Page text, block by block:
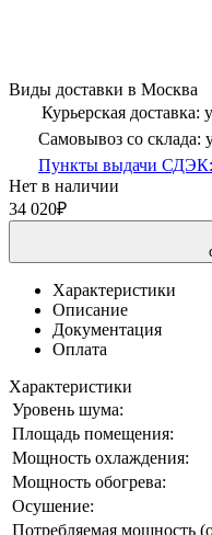
Виды доставки в Москва
Курьерская доставка:
Самовывоз со склада:
Пункты выдачи СДЭК:
Нет в наличии
34 020₽
Характеристики
Описание
Документация
Оплата
Характеристики
Уровень шума:
Площадь помещения:
Мощность охлаждения:
Мощность обогрева:
Осушение:
Потребляемая мощность